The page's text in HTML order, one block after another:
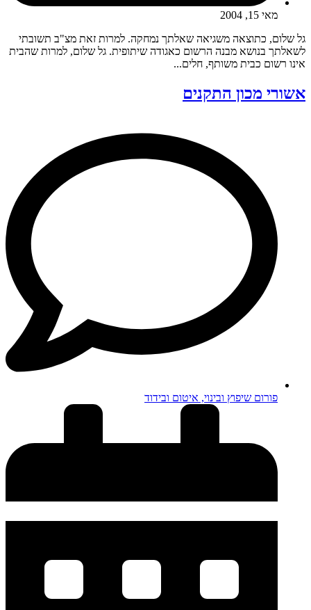
מאי 15, 2004
גל שלום, כתוצאה משגיאה שאלתך נמחקה. למרות זאת מצ"ב תשובתי
לשאלתך בנושא מבנה הרשום כאגודה שיתופית. גל שלום, למרות שהבית
אינו רשום כבית משותף, חלים...
אשורי מכון התקנים
פורום שיפוץ ובינוי, איטום ובידוד